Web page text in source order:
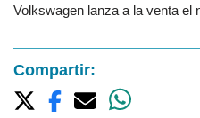
Volkswagen lanza a la venta el
Compartir: